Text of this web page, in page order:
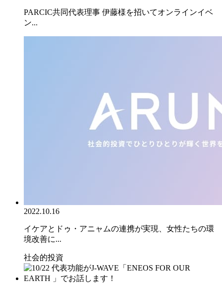
PARCIC共同代表理事 伊藤様を招いてオンラインイベ
ン...
2022.10.16
イケアとドゥ・アニャムの連携が実現、女性たちの環
境改善に...
社会的投資